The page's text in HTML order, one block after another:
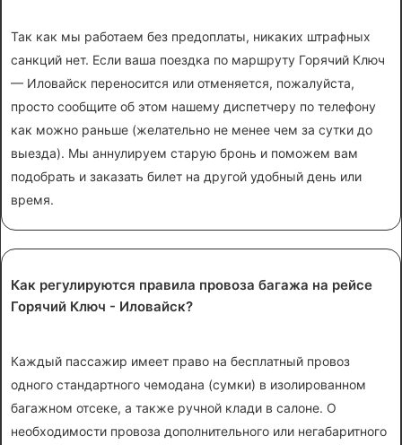
Так как мы работаем без предоплаты, никаких штрафных
санкций нет. Если ваша поездка по маршруту Горячий Ключ
— Иловайск переносится или отменяется, пожалуйста,
просто сообщите об этом нашему диспетчеру по телефону
как можно раньше (желательно не менее чем за сутки до
выезда). Мы аннулируем старую бронь и поможем вам
подобрать и заказать билет на другой удобный день или
время.
Как регулируются правила провоза багажа на рейсе
Горячий Ключ - Иловайск?
Каждый пассажир имеет право на бесплатный провоз
одного стандартного чемодана (сумки) в изолированном
багажном отсеке, а также ручной клади в салоне. О
необходимости провоза дополнительного или негабаритного